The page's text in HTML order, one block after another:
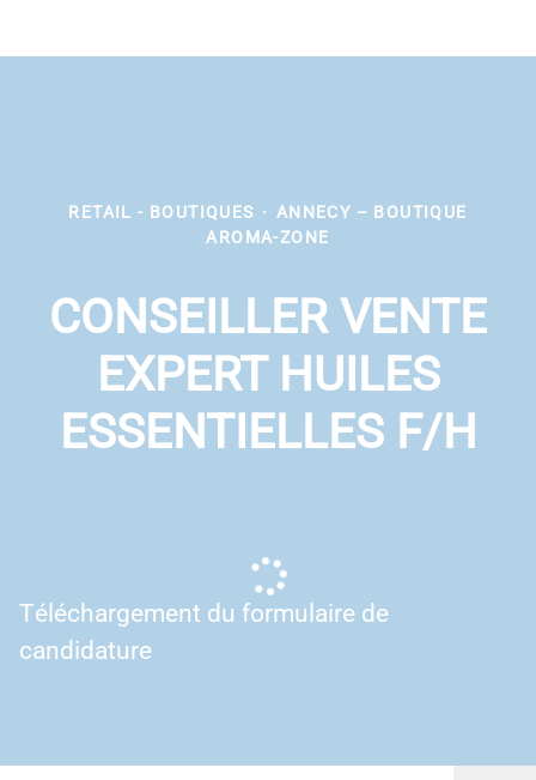
RETAIL - BOUTIQUES · ANNECY – BOUTIQUE
AROMA-ZONE
CONSEILLER VENTE
EXPERT HUILES
ESSENTIELLES F/H
Téléchargement du formulaire de
candidature